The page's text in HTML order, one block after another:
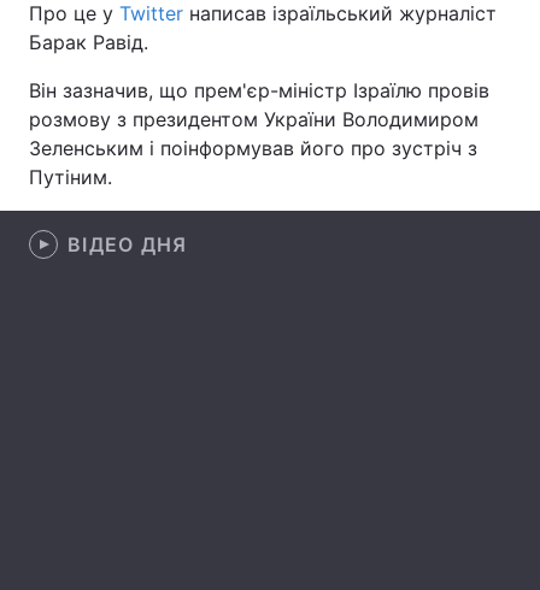
Спорт
Техно і зв'язок Лайт
Зброя Інциденти
Здоров'я
Цікавинки
Про це у Twitter написав ізраїльський журналіст
Барак Равід.
Він зазначив, що прем'єр-міністр Ізраїлю провів
розмову з президентом України Володимиром
Зеленським і поінформував його про зустріч з
Путіним.
ВІДЕО ДНЯ